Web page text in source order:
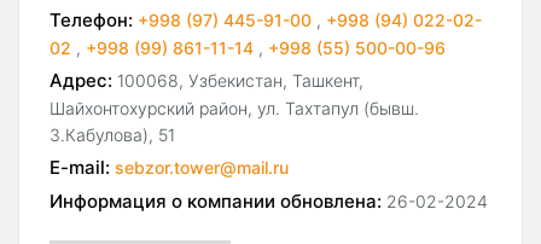
Телефон: +998 (97) 445-91-00 , +998 (94) 022-02-
02 , +998 (99) 861-11-14 , +998 (55) 500-00-96
Адрес: 100068, Узбекистан, Ташкент,
Шайхонтохурский район, ул. Тахтапул (бывш.
З.Кабулова), 51
E-mail: sebzor.tower@mail.ru
Информация о компании обновлена: 26-02-2024